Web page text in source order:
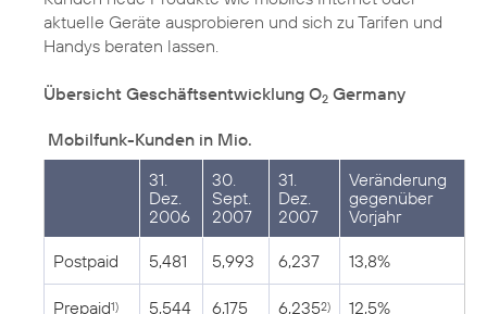
aktuelle Geräte ausprobieren und sich zu Tarifen und
Handys beraten lassen.
Übersicht Geschäftsentwicklung O2 Germany
Mobilfunk-Kunden in Mio.
31.
Dez.
2006
30.
Sept.
2007
31.
Dez.
2007
Veränderung
gegenüber
Vorjahr
Postpaid 5,481 5,993 6,237 13,8%
Prepaid1) 5,544 6,175 6,2352) 12,5%